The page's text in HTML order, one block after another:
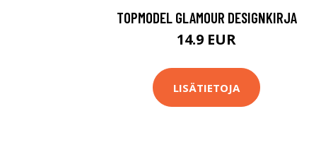
TOPMODEL GLAMOUR DESIGNKIRJA
14.9 EUR
LISÄTIETOJA